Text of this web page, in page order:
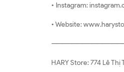
• Instagram:
• Website:
HARY Store: 774 Lê